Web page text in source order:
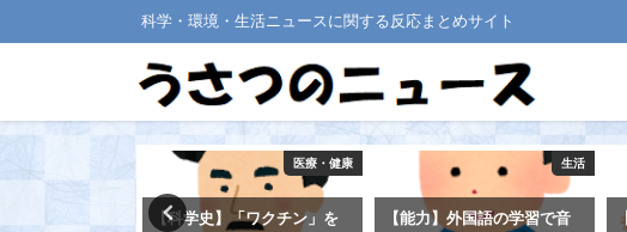
科学・環境・生活ニュースに関する反応まとめサイト
医療・健康
【科学史】「ワクチン」を
生活
【能力】外国語の学習で音